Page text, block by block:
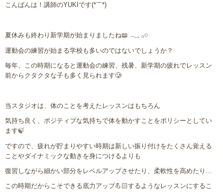
こんばんは！講師のYUKI です(*´˘`*)
夏休みも終わり新学期が始まりましたね📖 𓂃𓈒 𓂂𓏸
運動会の練習が始まる学校も多いのではないでしょうか？
毎年、この時期になると運動会の練習、残暑、新学期の疲れでレッスン
前からクタクタな子も多く見られます🥲
当スタジオは、体のことを考えたレッスンはもちろん
気持ち良く、ポジティブな気持ちで体を動かすことをポリシーとしてい
ます🍃
ですので、疲れが貯まりやすい時期は新しい振り付けをたくさん覚える
ことやダイナミックな動きを身につけるよりも
復習しながら細かい部分をレベルアップさせたり、柔軟性を高めたり
この時期だからこそできる底力アップ💪🏻するようなレッスンにするこ